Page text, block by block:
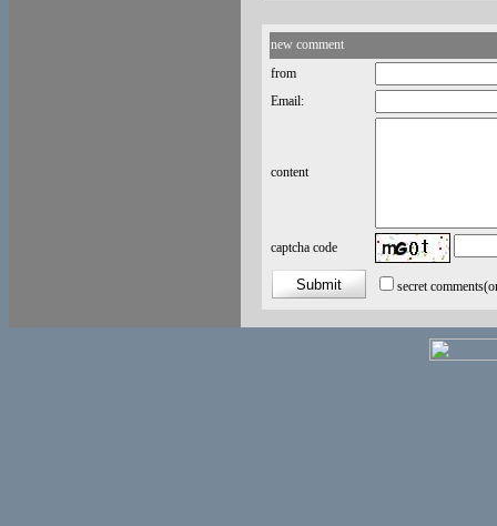
new comment
from
Email:
content
captcha code
secret comments